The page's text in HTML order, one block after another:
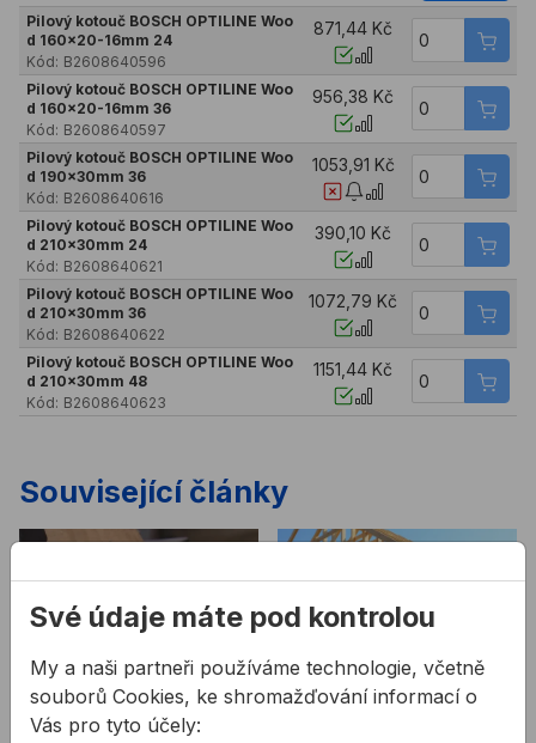
Pilový kotouč BOSCH OPTILINE Woo
d 160x20-16mm 24
Kód: B2608640596
871,44 Kč
Pilový kotouč BOSCH OPTILINE Woo
d 160x20-16mm 36
Kód: B2608640597
956,38 Kč
Pilový kotouč BOSCH OPTILINE Woo
d 190x30mm 36
Kód: B2608640616
1053,91 Kč
Pilový kotouč BOSCH OPTILINE Woo
d 210x30mm 24
Kód: B2608640621
390,10 Kč
Pilový kotouč BOSCH OPTILINE Woo
d 210x30mm 36
Kód: B2608640622
1072,79 Kč
Pilový kotouč BOSCH OPTILINE Woo
d 210x30mm 48
Kód: B2608640623
1151,44 Kč
Související články
Pilové kotouče na
dřevo
Dřevěné sruby
Své údaje máte pod kontrolou
My a naši partneři používáme technologie, včetně
souborů Cookies, ke shromažďování informací o
Vás pro tyto účely: